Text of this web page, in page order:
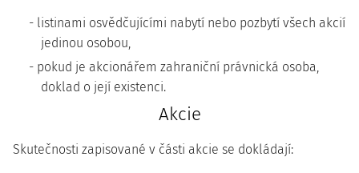
- listinami osvědčujícími nabytí nebo pozbytí všech akcií
jedinou osobou,
- pokud je akcionářem zahraniční právnická osoba,
doklad o její existenci.
Akcie
Skutečnosti zapisované v části akcie se dokládají: